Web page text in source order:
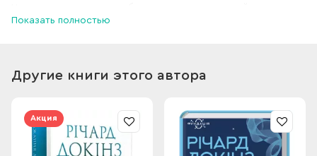
современный ученый Ричард Докинс вместе с талантливой
открывают читателям секреты о том, как природа и
подниматься в небо.
Почему стоит прочесть книгу «Полет фантазии»?
Эта полная история полетов – уникальная совместная
Показать полностью
Другие книги этого автора
Акция